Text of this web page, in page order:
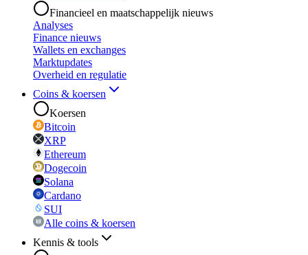
Financieel en maatschappelijk nieuws
Analyses
Finance nieuws
Wallets en exchanges
Marktupdates
Overheid en regulatie
Coins & koersen
Koersen
Bitcoin
XRP
Ethereum
Dogecoin
Solana
Cardano
SUI
Alle coins & koersen
Kennis & tools